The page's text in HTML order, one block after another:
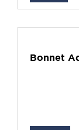
Bonnet